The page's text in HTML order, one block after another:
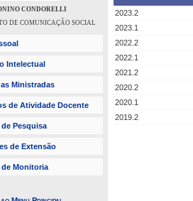
CONDORELLI
DE COMUNICAÇÃO SOCIAL
Intelectual
Ministradas
de Atividade Docente
Pesquisa
de Extensão
Monitoria
2023.2
2023.1
2022.2
2022.1
2021.2
2020.2
2020.1
2019.2